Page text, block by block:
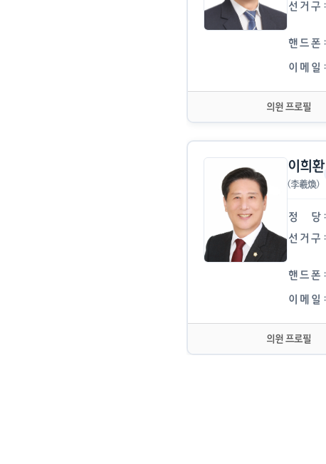
선 거 구
핸 드 폰
이 메 일
의원 프로필
이희환
(李羲煥)
정 당
선 거 구
핸 드 폰
이 메 일
의원 프로필